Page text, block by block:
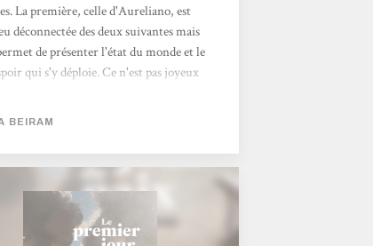
La première, celle d'Aureliano, est
déconnectée des deux suivantes mais
de présenter l'état du monde et le
qui s'y déploie. Ce n'est pas joyeux
prenant le point de vue d'émissaires
paix oeuvrant à trouver des solutions.
solution finale, c'est la paix. Le premier
de paix est un ouvrage qui a à la fois des
et de feel-good. Le parallèle
BEIRAM